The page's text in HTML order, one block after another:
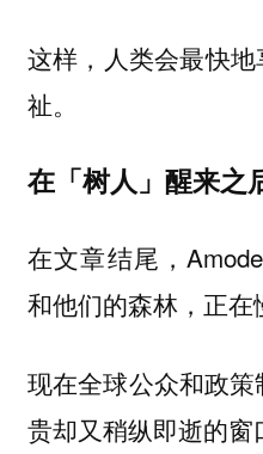
这样，人类会最快
祉。
在「树人」醒来之
在文章结尾，
和他们的森林，正在
现在全球公众和政
贵却又稍纵即逝的窗